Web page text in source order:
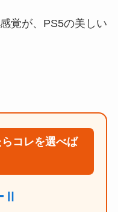
覚が、PS5の美しい
コレを選べば
Ⅱ